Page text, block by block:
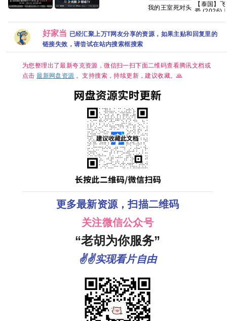
(2026) 4K [中
国大陆] [剧情/悬
疑] [王骁 田曦薇
王传君 董宝石]
中[4K+1080P.
国语中字网盘资
源][1GB集]
12集】
我的王室死对头
集】【穿越、爱
情】 【林智妍 /
许南俊】【韩剧
【泰国】
爱 (2026)
笼 夸克
好家当 已经汇聚上万T网友分享的资源，如果主贴和回复里的
链接失效，请尝试在站内搜索框搜索
为您整理出了最新夸克资源，微信扫一扫下面二维码查看腾讯文档或
点击最新网盘资源 。支持搜索，持续更新，建议收藏。🙏
更多最新资源，扫描二维码
关注微信公众号
“老胡为你服务”
✌✌实现看片自由